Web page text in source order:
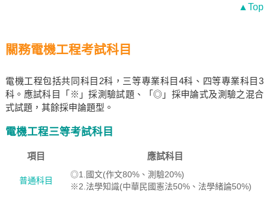
▲Top
關務電機工程考試科目
電機工程包括共同科目2科，三等專業科目4科、四等專業科目3
科。應試科目「※」採測驗試題、「◎」採申論式及測驗之混合
式試題，其餘採申論題型。
電機工程三等考試科目
項目 應試科目
普通科目
◎1.國文(作文80%、測驗20%)
※2.法學知識(中華民國憲法50%、法學緒論50%)